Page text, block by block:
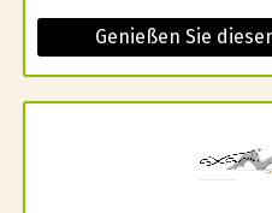
Genießen Sie